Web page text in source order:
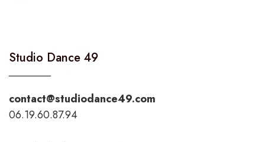
Studio Dance 49
contact@studiodance49.com
06.19.60.87.94